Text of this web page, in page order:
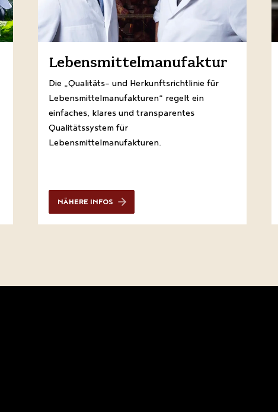
Lebensmittelmanufaktur
Die „Qualitäts- und Herkunftsrichtlinie für
Lebensmittelmanufakturen“ regelt ein
einfaches, klares und transparentes
Qualitätssystem für
Lebensmittelmanufakturen.
NÄHERE INFOS